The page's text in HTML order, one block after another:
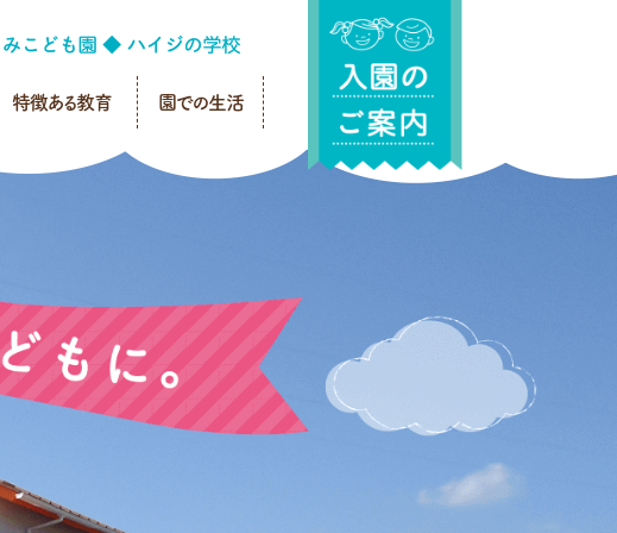
特徴ある教育 園での生活